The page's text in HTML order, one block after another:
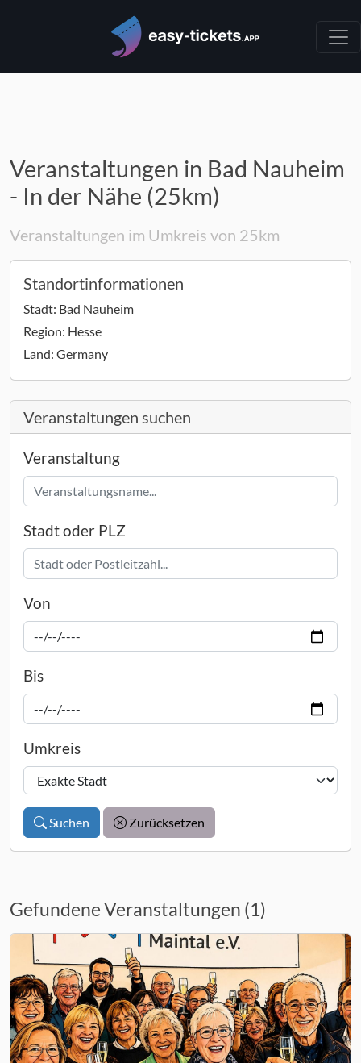
Veranstaltungen in Bad Nauheim
- In der Nähe (25km)
Veranstaltungen im Umkreis von 25km
Standortinformationen
Stadt: Bad Nauheim
Region: Hesse
Land: Germany
Veranstaltungen suchen
Veranstaltung
Stadt oder PLZ
Von
Bis
Umkreis
Suchen Zurücksetzen
Gefundene Veranstaltungen (1)